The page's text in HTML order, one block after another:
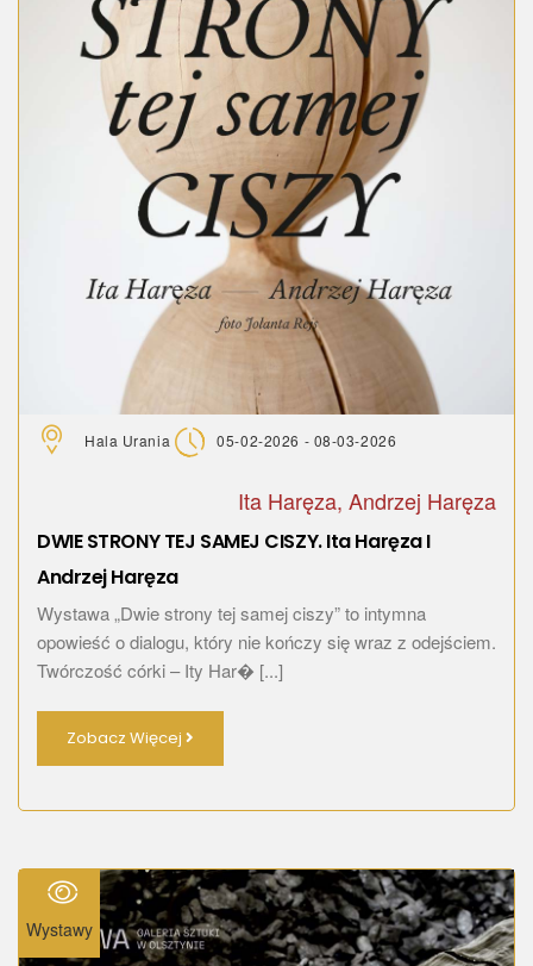
Hala Urania 05-02-2026 - 08-03-2026
Ita Haręza, Andrzej Haręza
DWIE STRONY TEJ SAMEJ CISZY. Ita Haręza I
Andrzej Haręza
Wystawa „Dwie strony tej samej ciszy” to intymna
opowieść o dialogu, który nie kończy się wraz z odejściem.
Twórczość córki – Ity Har� [...]
Zobacz Więcej
Wystawy